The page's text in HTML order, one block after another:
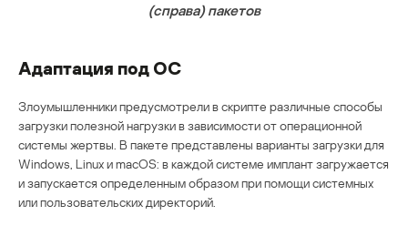
(справа) пакетов
Адаптация под ОС
Злоумышленники предусмотрели в скрипте различные способы
загрузки полезной нагрузки в зависимости от операционной
системы жертвы. В пакете представлены варианты загрузки для
Windows, Linux и macOS: в каждой системе имплант загружается
и запускается определенным образом при помощи системных
или пользовательских директорий.